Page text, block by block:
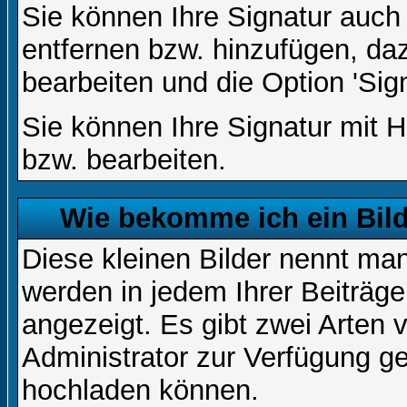
Sie können Ihre Signatur
entfernen bzw. hinzufügen,
bearbeiten und die Option
Sie können Ihre Signatur mit
bzw. bearbeiten.
Wie bekomme ich ein
Diese kleinen Bilder nennt
werden in jedem Ihrer
angezeigt. Es gibt zwei Arten
Administrator zur Verfügung
hochladen können.